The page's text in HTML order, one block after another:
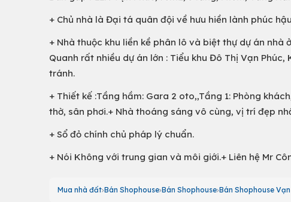
+ Chủ nhà là Đại tá quân đội về hưu hiền lành phúc
+ Nhà thuộc khu liền kề phân lô và biệt thự dự án nhà
Quanh rất nhiều dự án lớn : Tiểu khu Đô Thị Vạn
tránh.
+ Thiết kế :Tầng hầm: Gara 2 oto,,Tầng 1: Phòng
thờ, sân phơi.+ Nhà thoáng sáng vô cùng, vị trí đẹp
+ Sổ đỏ chính chủ pháp lý chuẩn.
+ Nói Không với trung gian và môi giới.+ Liên hệ Mr
Mua nhà đất Bán Shophouse Bán Shophouse Bán Shophouse